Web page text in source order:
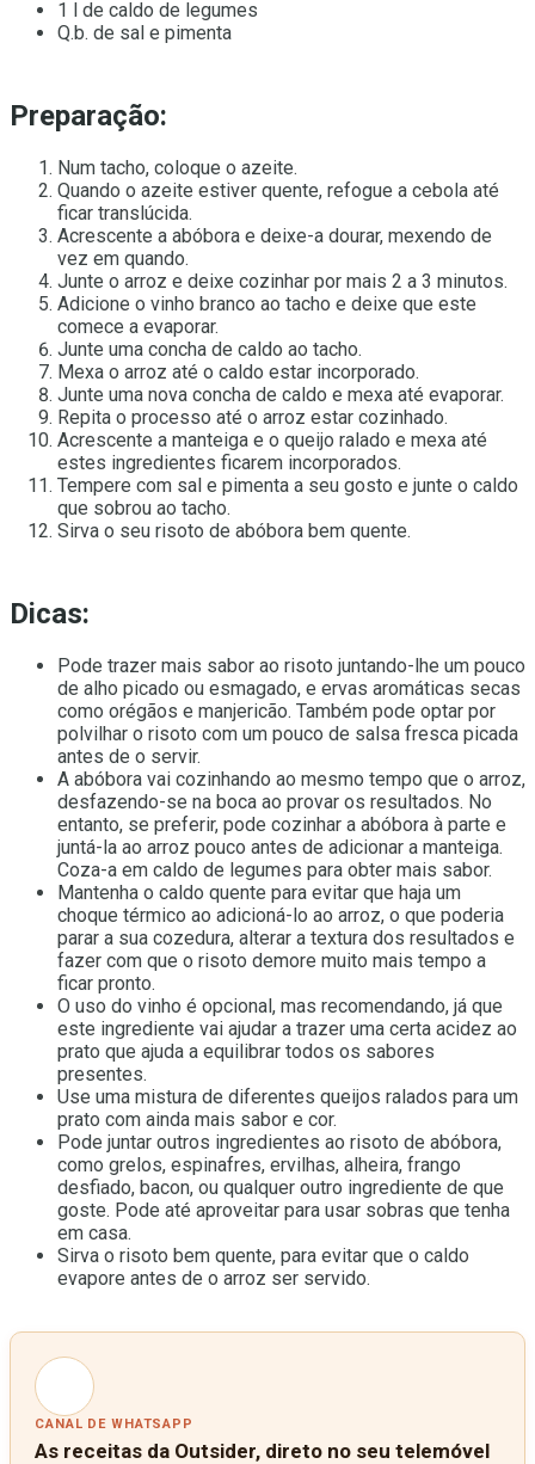
1 l de caldo de legumes
Q.b. de sal e pimenta
Preparação:
Num tacho, coloque o azeite.
Quando o azeite estiver quente, refogue a cebola até
ficar translúcida.
Acrescente a abóbora e deixe-a dourar, mexendo de
vez em quando.
Junte o arroz e deixe cozinhar por mais 2 a 3 minutos.
Adicione o vinho branco ao tacho e deixe que este
comece a evaporar.
Junte uma concha de caldo ao tacho.
Mexa o arroz até o caldo estar incorporado.
Junte uma nova concha de caldo e mexa até evaporar.
Repita o processo até o arroz estar cozinhado.
Acrescente a manteiga e o queijo ralado e mexa até
estes ingredientes ficarem incorporados.
Tempere com sal e pimenta a seu gosto e junte o caldo
que sobrou ao tacho.
Sirva o seu risoto de abóbora bem quente.
Dicas:
Pode trazer mais sabor ao risoto juntando-lhe um pouco
de alho picado ou esmagado, e ervas aromáticas secas
como orégãos e manjericão. Também pode optar por
polvilhar o risoto com um pouco de salsa fresca picada
antes de o servir.
A abóbora vai cozinhando ao mesmo tempo que o arroz,
desfazendo-se na boca ao provar os resultados. No
entanto, se preferir, pode cozinhar a abóbora à parte e
juntá-la ao arroz pouco antes de adicionar a manteiga.
Coza-a em caldo de legumes para obter mais sabor.
Mantenha o caldo quente para evitar que haja um
choque térmico ao adicioná-lo ao arroz, o que poderia
parar a sua cozedura, alterar a textura dos resultados e
fazer com que o risoto demore muito mais tempo a
ficar pronto.
O uso do vinho é opcional, mas recomendando, já que
este ingrediente vai ajudar a trazer uma certa acidez ao
prato que ajuda a equilibrar todos os sabores
presentes.
Use uma mistura de diferentes queijos ralados para um
prato com ainda mais sabor e cor.
Pode juntar outros ingredientes ao risoto de abóbora,
como grelos, espinafres, ervilhas, alheira, frango
desfiado, bacon, ou qualquer outro ingrediente de que
goste. Pode até aproveitar para usar sobras que tenha
em casa.
Sirva o risoto bem quente, para evitar que o caldo
evapore antes de o arroz ser servido.
CANAL DE WHATSAPP
As receitas da Outsider, direto no seu telemóvel